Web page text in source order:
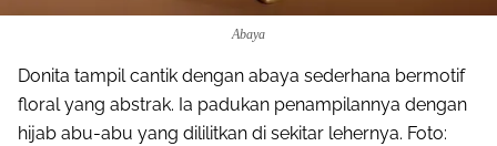
Abaya
Donita tampil cantik dengan abaya sederhana bermotif
floral yang abstrak. Ia padukan penampilannya dengan
hijab abu-abu yang dililitkan di sekitar lehernya. Foto: